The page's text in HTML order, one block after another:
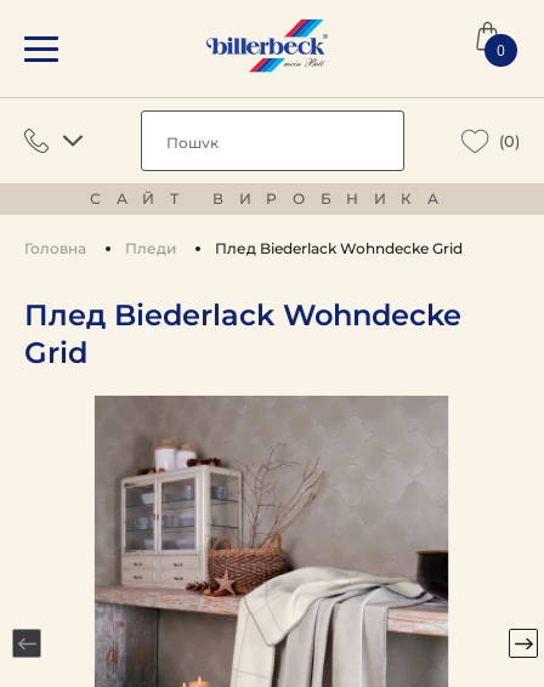
0
(0)
САЙТ ВИРОБНИКА
Головна Пледи Плед Biederlack Wohndecke Grid
Плед Biederlack Wohndecke
Grid